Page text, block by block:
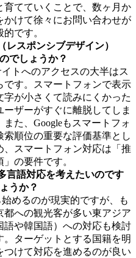
育てていくことで、数ヶ月か
かけて徐々にお問い合わせが
です。
レスポンシブデザイン）
でしょうか？
トへのアクセスの大半はス
です。スマートフォンで表示
字が小さくて読みにくかった
ーザーがすぐに離脱してしま
また、Googleもスマートフォ
索順位の重要な評価基準とし
、スマートフォン対応は「推
の要件です。
言語対応を考えたいのです
うか？
めるのが現実的ですが、も
都への観光客が多い東アジア
語や韓国語）への対応も検討
。ターゲットとする国籍を明
つけて対応を進めるのが良い